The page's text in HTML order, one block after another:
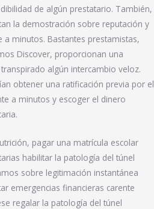
de algún prestatario. También,
la demostración sobre reputación y
minutos. Bastantes prestamistas,
Discover, proporcionan una
algún intercambio veloz.
obtener una ratificación previa por el
a minutos y escoger el dinero
pagar una matrícula escolar
habilitar la patologí­a del túnel
sobre legitimación instantánea
emergencias financieras carente
regalar la patologí­a del túnel